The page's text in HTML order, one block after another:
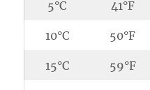
5°C 41°F
10°C 50°F
15°C 59°F